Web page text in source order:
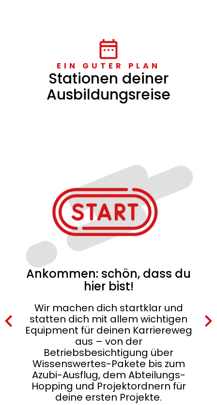
EIN GUTER PLAN
Stationen deiner
Ausbildungsreise
Ankommen: schön, dass du
hier bist!
Wir machen dich startklar und
statten dich mit allem wichtigen
Equipment für deinen Karriereweg
aus – von der
Betriebsbesichtigung über
Wissenswertes-Pakete bis zum
Azubi-Ausflug, dem Abteilungs-
Hopping und Projektordnern für
deine ersten Projekte.